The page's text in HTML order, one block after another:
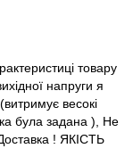
товару
напруги я
весокі
була задана ), Не
! ЯКІСТЬ